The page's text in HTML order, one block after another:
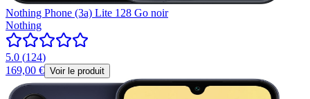
Nothing Phone (3a) Lite 128 Go noir
Nothing
5.0 (124)
169,00 € Voir le produit